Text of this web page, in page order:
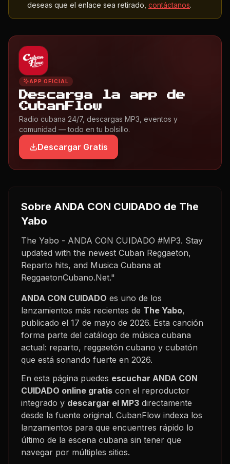
deseas que el enlace sea retirado, contáctanos.
APP OFICIAL
Descarga la app de
CubanFlow
Radio cubana 24/7, descargas MP3, eventos y
comunidad — todo en tu bolsillo.
Descargar Gratis
Sobre ANDA CON CUIDADO de The
Yabo
The Yabo - ANDA CON CUIDADO #MP3. Stay
updated with the newest Cuban Reggaeton,
Reparto hits, and Musica Cubana at
ReggaetonCubano.Net."
ANDA CON CUIDADO es uno de los
lanzamientos más recientes de The Yabo,
publicado el 17 de mayo de 2026. Esta canción
forma parte del catálogo de música cubana
actual: reparto, reggaetón cubano y cubatón
que está sonando fuerte en 2026.
En esta página puedes escuchar ANDA CON
CUIDADO online gratis con el reproductor
integrado y descargar el MP3 directamente
desde la fuente original. CubanFlow indexa los
lanzamientos para que encuentres rápido lo
último de la escena cubana sin tener que
navegar por múltiples sitios.